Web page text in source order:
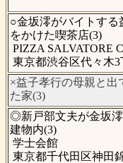
○金坂澪がバイトす
をかけた喫茶店(3)
PIZZA SALVATORE
東京都渋谷区代々木3
×益子孝行の母親と出
た家(3)
◎新戸部文夫が金坂
建物内(3)
学士会館
東京都千代田区神田